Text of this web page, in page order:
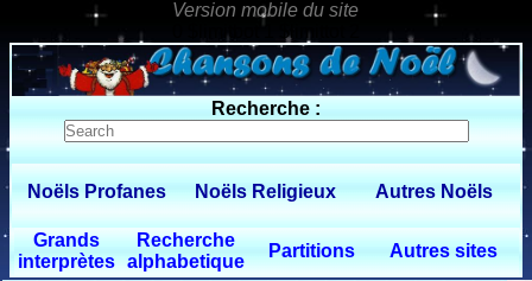
0 $limitbot 1 $limittot 2
Recherche :
Noëls Profanes Noëls Religieux Autres Noëls
Grands
interprètes
Recherche
alphabetique
Partitions Autres sites